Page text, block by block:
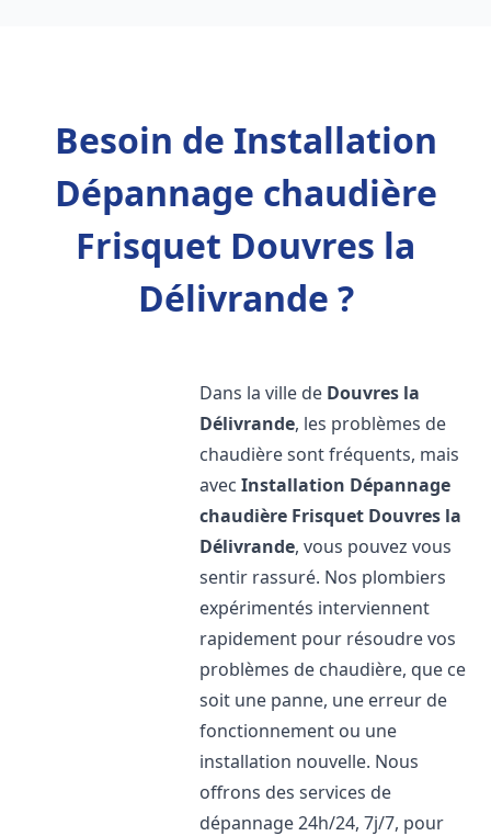
Besoin de Installation
Dépannage chaudière
Frisquet Douvres la
Délivrande ?
Dans la ville de Douvres la
Délivrande, les problèmes de
chaudière sont fréquents, mais
avecInstallation Dépannage
chaudière Frisquet Douvres la
Délivrande, vous pouvez vous
sentir rassuré. Nos plombiers
expérimentés interviennent
rapidement pour résoudre vos
problèmes de chaudière, que ce
soit une panne, une erreur de
fonctionnement ou une
installation nouvelle. Nous
offrons des services de
dépannage 24h/24, 7j/7, pour